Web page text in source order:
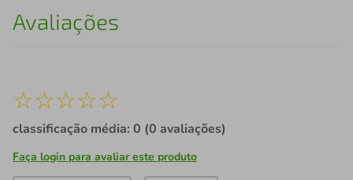
Avaliações
☆☆☆☆☆
classificação média: 0 (0 avaliações)
Faça login para avaliar este produto